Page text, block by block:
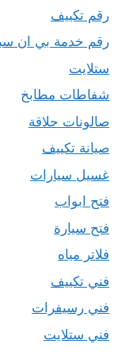
رقم تكييف
رقم خدمة بي ان
ستلايت
شفاطات مطابخ
صالونات حلاقة
صيانة تكييف
غسيل سيارات
فتح ابواب
فتح سيارة
فلاتر مياه
فني تكييف
فني رسيفرات
فني ستلايت